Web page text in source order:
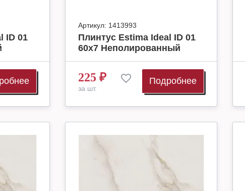
ID 01
Артикул: 1413993
Плинтус Estima Ideal ID 01
60x7 Неполированный
225 ₽
за шт.
Подробнее